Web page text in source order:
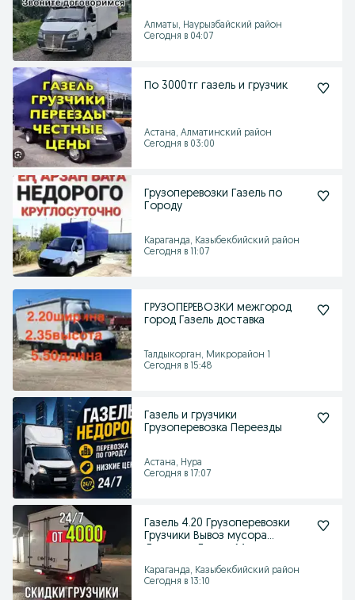
Алматы, Наурызбайский район
Сегодня в 04:07
По 3000тг газель и грузчик
Астана, Алматинский район
Сегодня в 03:00
Грузоперевозки Газель по
Городу
Караганда, Казыбекбийский район
Сегодня в 11:07
ГРУЗОПЕРЕВОЗКИ межгород
город Газель доставка
Талдыкорган, Микрорайон 1
Сегодня в 15:48
Газель и грузчики
Грузоперевозка Переезды
Астана, Нура
Сегодня в 17:07
Газель 4.20 Грузоперевозки
Грузчики Вывоз мусора
Караганда, Казыбекбийский район
Сегодня в 13:10